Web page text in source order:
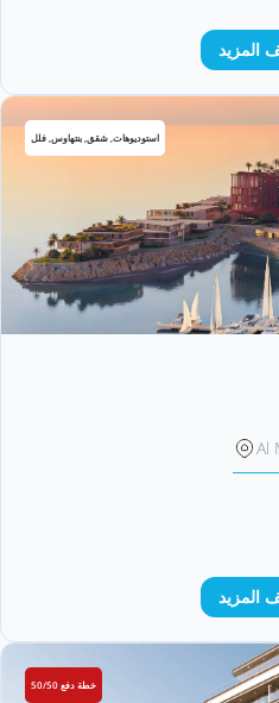
المزيد
استوديوهات, شقق, بنتهاوس, فلل
Al
المزيد
خطة دفع 50/50